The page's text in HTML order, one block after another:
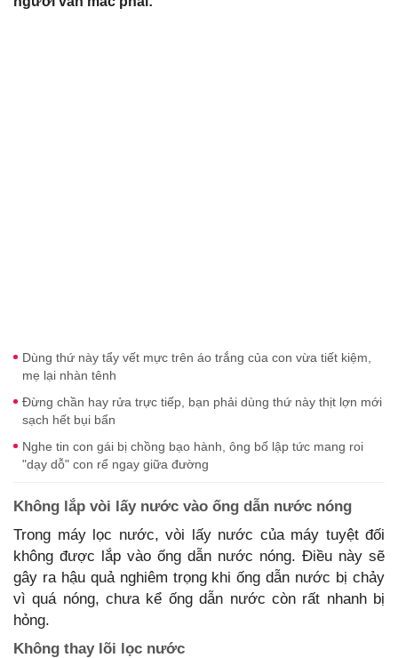
Dùng thứ này tẩy vết mực trên áo trắng của con vừa tiết kiệm,
mẹ lại nhàn tênh
Đừng chần hay rửa trực tiếp, bạn phải dùng thứ này thịt lợn mới
sạch hết bụi bẩn
Nghe tin con gái bị chồng bạo hành, ông bố lập tức mang roi
"dạy dỗ" con rể ngay giữa đường
Không lắp vòi lấy nước vào ống dẫn nước nóng
Trong máy lọc nước, vòi lấy nước của máy tuyệt đối
không được lắp vào ống dẫn nước nóng. Điều này sẽ
gây ra hậu quả nghiêm trọng khi ống dẫn nước bị chảy
vì quá nóng, chưa kể ống dẫn nước còn rất nhanh bị
hỏng.
Không thay lõi lọc nước